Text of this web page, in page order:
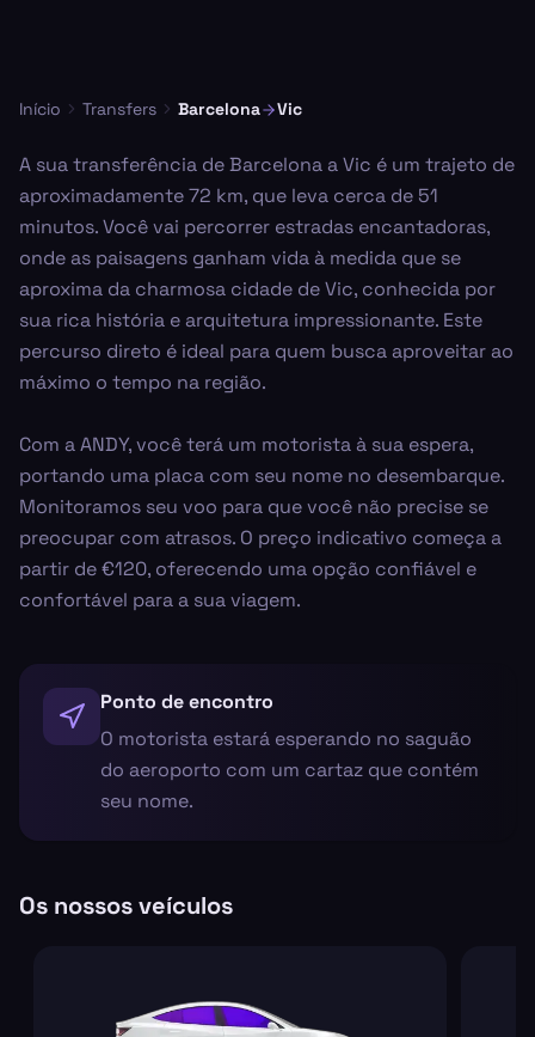
Início Transfers Barcelona Vic
A sua transferência de Barcelona a Vic é um trajeto de
aproximadamente 72 km, que leva cerca de 51
minutos. Você vai percorrer estradas encantadoras,
onde as paisagens ganham vida à medida que se
aproxima da charmosa cidade de Vic, conhecida por
sua rica história e arquitetura impressionante. Este
percurso direto é ideal para quem busca aproveitar ao
máximo o tempo na região.
Com a ANDY, você terá um motorista à sua espera,
portando uma placa com seu nome no desembarque.
Monitoramos seu voo para que você não precise se
preocupar com atrasos. O preço indicativo começa a
partir de €120, oferecendo uma opção confiável e
confortável para a sua viagem.
Ponto de encontro
O motorista estará esperando no saguão
do aeroporto com um cartaz que contém
seu nome.
Os nossos veículos